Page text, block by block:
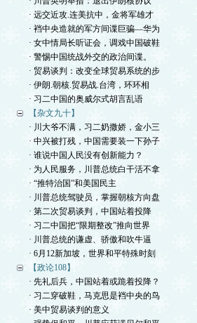
· 远交近攻.连美抗中，金将军雄才
· 裆中央造就的军方间谍巨骗—华为
· 女中情局长听证会，调戏中国破鞋
· 警惕中国统战外交的政治间谍。
· 贸易谈判：改变全球贸易系统的步
· 伊朗.朝核.贸易战.台湾，环环相
· 习二中国的奥威尔式胡言乱语
【杂文九十】
· 川大爷不满，习二奶撒娇，金小三
· 中兴被打残，中国需要装一下孙子
· 谁说中国人民没有创新能力？
· 为人民服务，川普总统白干活不拿
· “推特治国”和美国民主
· 川普总统驾驶员，掌握朝核方向盘
· 第二次贸易谈判，中国站着投降
· 习二中国把“限期整改”推向世界
· 川普总统的谦虚、骄傲和吹牛逼
· 6月12新加坡，世界和平特殊时刻
【政论108】
· 先礼后兵，中国站着或跪着投降？
· 习二穿破鞋，马克思是裆中央的鸟
· 美中贸易谈判的意义